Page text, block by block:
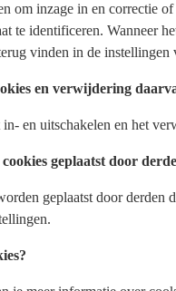
om inzage in en
te identificeren. Wanneer
vinden in de instellingen
en verwijdering
en uitschakelen en het
geplaatst door
geplaatst door derden